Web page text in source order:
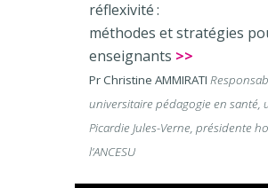
réflexivité :
méthodes et stratégies
enseignants >>
Pr Christine AMMIRATI
universitaire pédagogie en santé,
Picardie Jules-Verne, présidente
l’ANCESU